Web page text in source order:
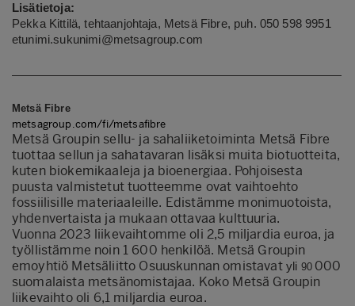
Lisätietoja:
Pekka Kittilä, tehtaanjohtaja, Metsä Fibre, puh. 050 598 9951
etunimi.sukunimi@metsagroup.com
Metsä Fibre
metsagroup.com/fi/metsafibre
Metsä Groupin sellu- ja sahaliiketoiminta Metsä Fibre
tuottaa sellun ja sahatavaran lisäksi muita biotuotteita,
kuten biokemikaaleja ja bioenergiaa. Pohjoisesta
puusta valmistetut tuotteemme ovat vaihtoehto
fossiilisille materiaaleille. Edistämme monimuotoista,
yhdenvertaista ja mukaan ottavaa kulttuuria.
Vuonna 2023 liikevaihtomme oli 2,5 miljardia euroa, ja
työllistämme noin 1 600 henkilöä. Metsä Groupin
emoyhtiö Metsäliitto Osuuskunnan omistavat yli 90 000
suomalaista metsänomistajaa. Koko Metsä Groupin
liikevaihto oli 6,1 miljardia euroa.